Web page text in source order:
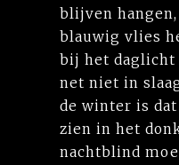
blijven hangen,
blauwig vlies
bij het daglicht
net niet in
de winter is
zien in het
nachtblind